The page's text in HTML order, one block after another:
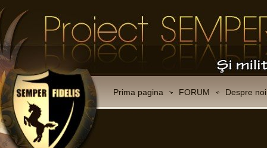
Prima pagina FORUM Despre noi